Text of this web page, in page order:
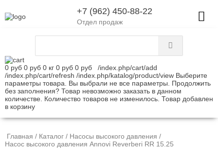
+7 (962) 450-88-22
Отдел продаж
0 руб 0 руб 0 кг 0 руб 0 руб
/index.php/cart/add
/index.php/cart/refresh /index.php/katalog/product/view Выберите
параметры товара.
Вы выбрали не все параметры. Продолжить
без заполнения? Товар невозможно заказать в данном
количестве. Количество товаров не изменилось. Товар добавлен
в корзину
Главная / Каталог / Насосы высокого давления /
Насос высокого давления Annovi Reverberi RR 15.25